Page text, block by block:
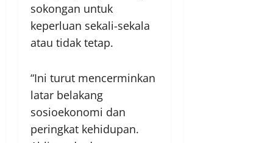
sokongan untuk
keperluan sekali-sekala
atau tidak tetap.
“Ini turut mencerminkan
latar belakang
sosioekonomi dan
peringkat kehidupan.